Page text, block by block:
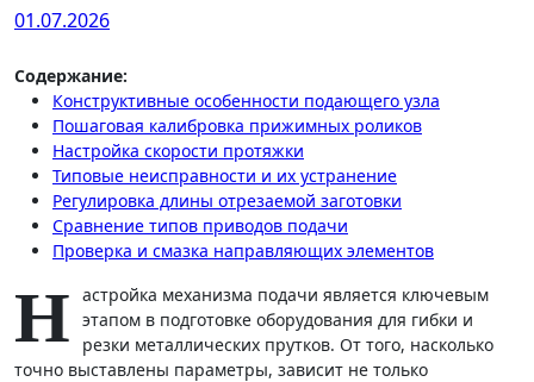
01.07.2026
Содержание:
Конструктивные особенности подающего узла
Пошаговая калибровка прижимных роликов
Настройка скорости протяжки
Типовые неисправности и их устранение
Регулировка длины отрезаемой заготовки
Сравнение типов приводов подачи
Проверка и смазка направляющих элементов
Н астройка механизма подачи является ключевым
этапом в подготовке оборудования для гибки и
резки металлических прутков. От того, насколько
точно выставлены параметры, зависит не только